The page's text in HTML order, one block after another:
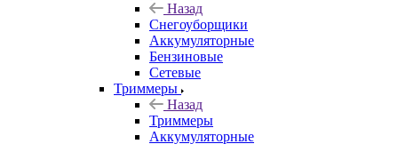
Назад
Снегоуборщики
Аккумуляторные
Бензиновые
Сетевые
Триммеры
Назад
Триммеры
Аккумуляторные